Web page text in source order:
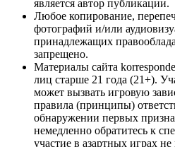
является автор публикации.
Любое копирование,
фотографий и/или
принадлежащих
запрещено.
Материалы сайта
лиц старше 21 года (21+).
может вызвать игровую
правила (принципы)
обнаружении первых
немедленно обратитесь к
участие в азартных играх